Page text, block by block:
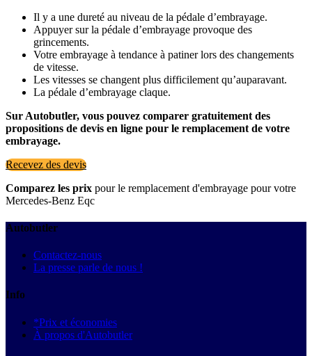
Il y a une dureté au niveau de la pédale d’embrayage.
Appuyer sur la pédale d’embrayage provoque des
grincements.
Votre embrayage à tendance à patiner lors des changements
de vitesse.
Les vitesses se changent plus difficilement qu’auparavant.
La pédale d’embrayage claque.
Sur Autobutler, vous pouvez comparer gratuitement des
propositions de devis en ligne pour le remplacement de votre
embrayage.
Recevez des devis
Comparez les prix pour le remplacement d'embrayage pour votre
Mercedes-Benz Eqc
Autobutler
Contactez-nous
La presse parle de nous !
Info
*Prix et économies
À propos d'Autobutler